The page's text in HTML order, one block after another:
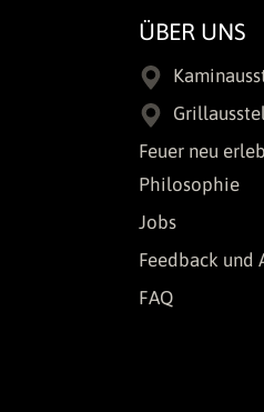
ÜBER UNS
Feuer neu
Philosophie
Jobs
Feedback und
FAQ